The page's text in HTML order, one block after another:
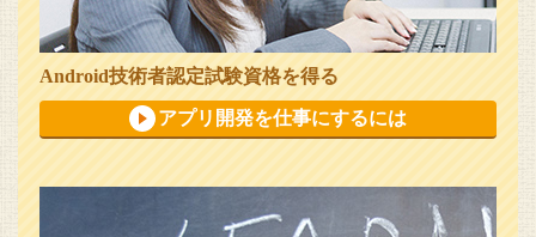
Android技術者認定試験資格を得る
アプリ開発を仕事にするには